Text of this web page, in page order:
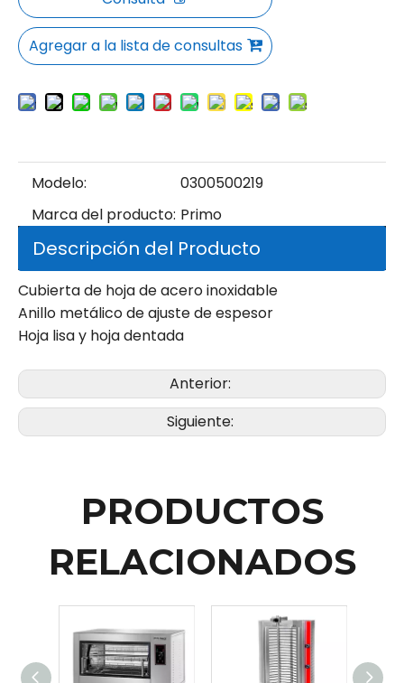
Agregar a la lista de consultas
Modelo:
0300500219
Marca del producto: Primo
Descripción del Producto
Cubierta de hoja de acero inoxidable
Anillo metálico de ajuste de espesor
Hoja lisa y hoja dentada
Anterior:
Siguiente:
PRODUCTOS
RELACIONADOS